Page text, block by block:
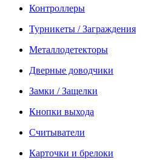
Контроллеры
Турникеты / Заграждения
Металлодетекторы
Дверные доводчики
Замки / Защелки
Кнопки выхода
Считыватели
Карточки и брелоки